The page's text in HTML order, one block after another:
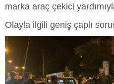
marka araç çekici
Olayla ilgili geniş çaplı